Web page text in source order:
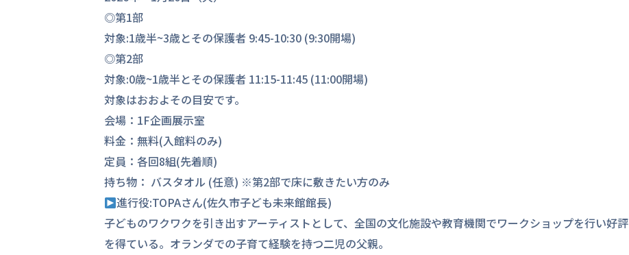
◎第1部
対象:1歳半~3歳とその保護者 9:45-10:30 (9:30開場)
◎第2部
対象:0歳~1歳半とその保護者 11:15-11:45 (11:00開場)
対象はおおよその目安です。
会場：1F企画展示室
料金：無料(入館料のみ)
定員：各回8組(先着順)
持ち物： バスタオル (任意) ※第2部で床に敷きたい方のみ
進行役:TOPAさん(佐久市子ども未来館館長)
子どものワクワクを引き出すアーティストとして、全国の文化施設や教育機関でワークショップを行い好評
を得ている。オランダでの子育て経験を持つ二児の父親。